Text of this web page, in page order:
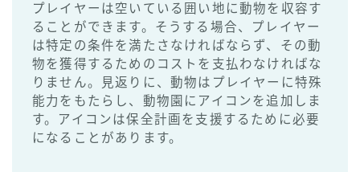
プレイヤーは空いている囲い地に動物を収容す
ることができます。そうする場合、プレイヤー
は特定の条件を満たさなければならず、その動
物を獲得するためのコストを支払わなければな
りません。見返りに、動物はプレイヤーに特殊
能力をもたらし、動物園にアイコンを追加しま
す。アイコンは保全計画を支援するために必要
になることがあります。